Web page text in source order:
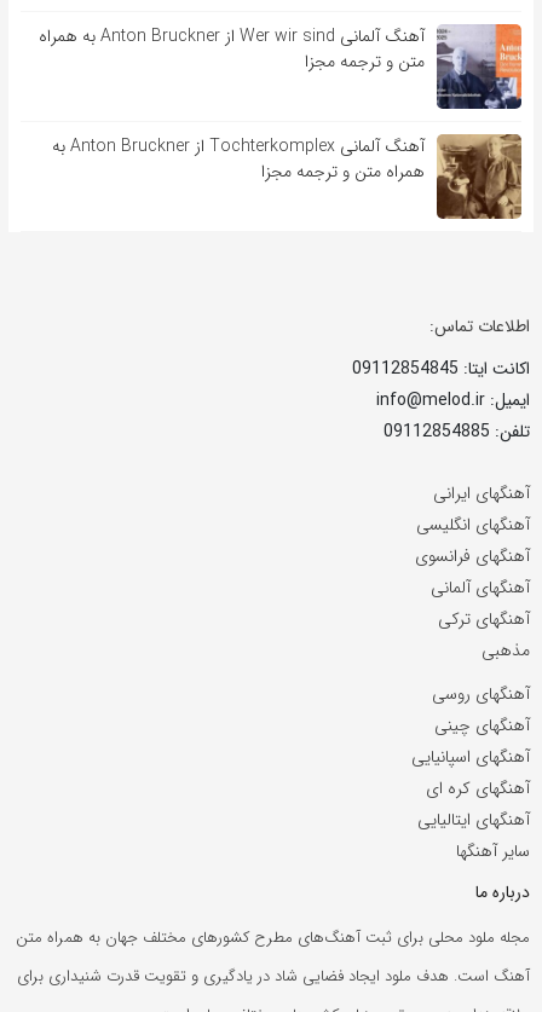
آهنگ آلمانی Wer wir sind از Anton Bruckner به همراه
متن و ترجمه مجزا
آهنگ آلمانی Tochterkomplex از Anton Bruckner به
همراه متن و ترجمه مجزا
اطلاعات تماس:
اکانت ایتا: 09112854845
ایمیل: info@melod.ir
تلفن: 09112854885
آهنگهای ایرانی
آهنگهای انگلیسی
آهنگهای فرانسوی
آهنگهای آلمانی
آهنگهای ترکی
مذهبی
آهنگهای روسی
آهنگهای چینی
آهنگهای اسپانیایی
آهنگهای کره ای
آهنگهای ایتالیایی
سایر آهنگها
درباره ما
مجله ملود محلی برای ثبت آهنگ‌های مطرح کشورهای مختلف جهان به همراه متن
آهنگ است. هدف ملود ایجاد فضایی شاد در یادگیری و تقویت قدرت شنیداری برای